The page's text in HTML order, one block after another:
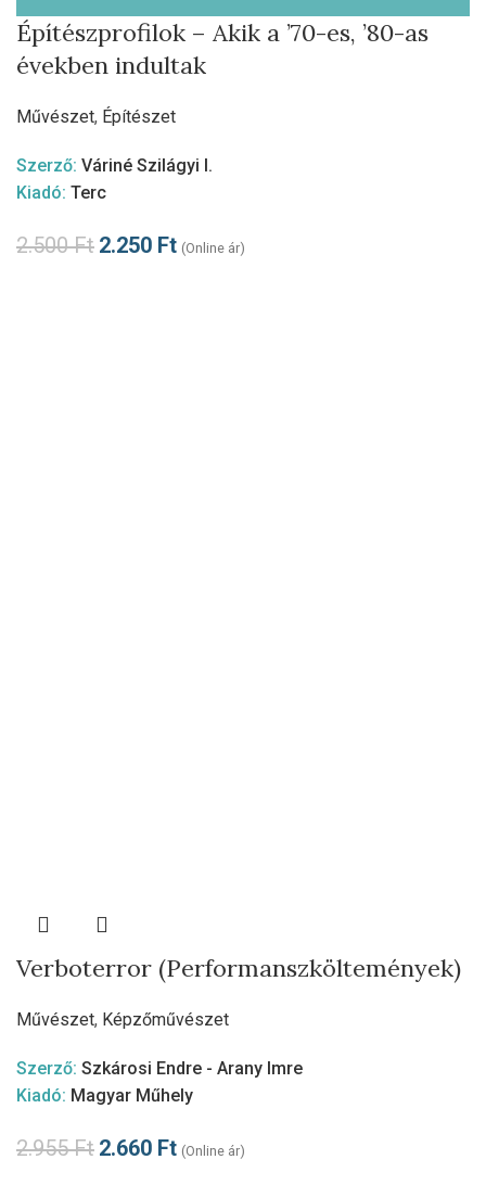
Építészprofilok – Akik a ’70-es, ’80-as
években indultak
Művészet, Építészet
Szerző: Váriné Szilágyi I.
Kiadó: Terc
2.500Ft 2.250 Ft (Online ár)
Verboterror (Performanszköltemények)
Művészet, Képzőművészet
Szerző: Szkárosi Endre - Arany Imre
Kiadó: Magyar Műhely
2.955Ft 2.660 Ft (Online ár)